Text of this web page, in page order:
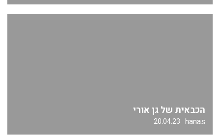
הכבאית של גן אורי
hanas
20.04.23